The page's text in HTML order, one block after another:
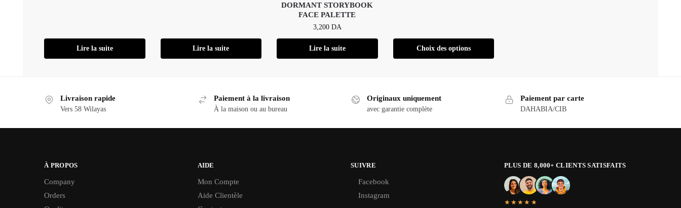
Lire la suite Lire la suite
DORMANT STORYBOOK
FACE PALETTE
3,200 DA
Lire la suite Choix des options
Livraison rapide
Vers 58 Wilayas
Paiement à la livraison
À la maison ou au bureau
Originaux uniquement
avec garantie complète
Paiement par carte
DAHABIA/CIB
À PROPOS
Company
Orders
AIDE
Mon Compte
Aide Clientèle
SUIVRE
Facebook
Instagram
PLUS DE 8,000+ CLIENTS SATISFAITS
★★★★★